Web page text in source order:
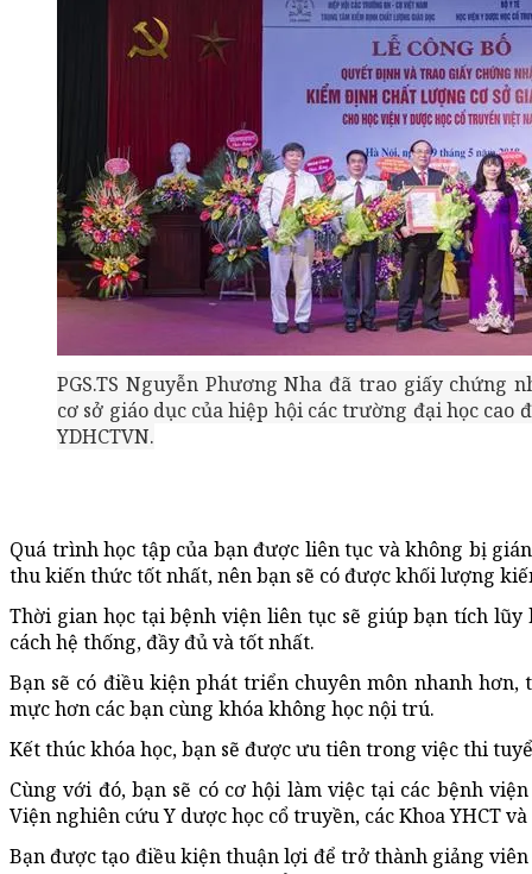
PGS.TS Nguyễn Phương Nha đã trao giấy chứng
cơ sở giáo dục của hiệp hội các trường đại học cao
YDHCTVN.
Quá trình học tập của bạn được liên tục và không bị
thu kiến thức tốt nhất, nên bạn sẽ có được khối lượng
Thời gian học tại bệnh viện liên tục sẽ giúp bạn tích
cách hệ thống, đầy đủ và tốt nhất.
Bạn sẽ có điều kiện phát triển chuyên môn nhanh
mực hơn các bạn cùng khóa không học nội trú.
Kết thúc khóa học, bạn sẽ được ưu tiên trong việc thi
Cùng với đó, bạn sẽ có cơ hội làm việc tại các bệnh
Viện nghiên cứu Y dược học cổ truyền, các Khoa YHCT
Bạn được tạo điều kiện thuận lợi để trở thành giảng viên